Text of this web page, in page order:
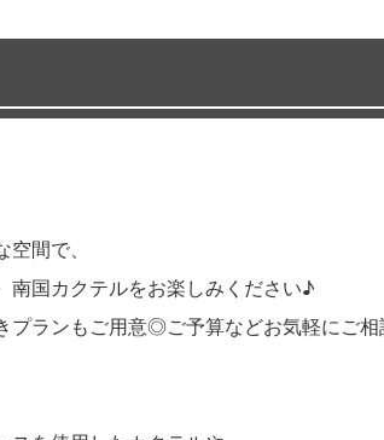
間で、
南国カクテルをお楽しみください♪
プランもご用意◎ご予算などお気軽にご相